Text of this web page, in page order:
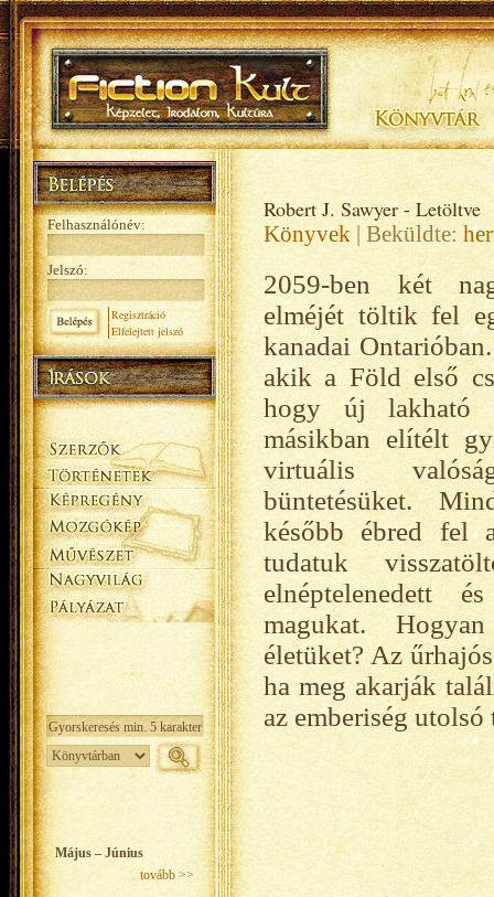
Felhasználónév:
Jelszó:
Regisztráció
Elfelejtett jelszó
Május – Június
tovább >>
Robert J. Sawyer - Letöltve
Könyvek | Beküldte:
2059-ben két
elméjét töltik fel
kanadai
akik a Föld első
hogy új lakható
másikban elítélt
virtuális
büntetésüket.
később ébred fel
tudatuk
elnéptelenedett
magukat.
életüket? Az
ha meg akarják
az emberiség